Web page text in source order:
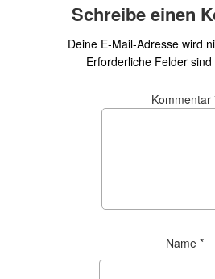
Schreibe einen
Deine E-Mail-Adresse wird
Erforderliche Felder sind
Kommentar
Name *